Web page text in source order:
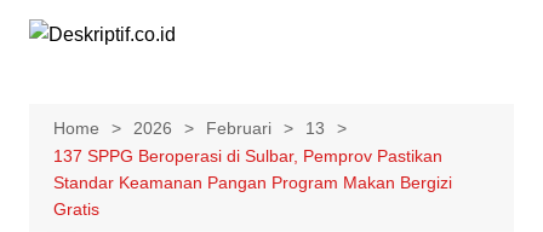
Home 2026 Februari
13
137 SPPG Beroperasi di Sulbar, Pemprov Pastikan
Standar Keamanan Pangan Program Makan Bergizi
Gratis